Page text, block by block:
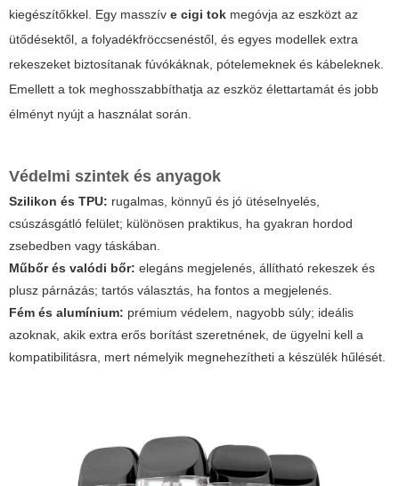
kiegészítőkkel. Egy masszív e cigi tok megóvja az eszközt az
ütődésektől, a folyadékfröccsenéstől, és egyes modellek extra
rekeszeket biztosítanak fúvókáknak, pótelemeknek és kábeleknek.
Emellett a tok meghosszabbíthatja az eszköz élettartamát és jobb
élményt nyújt a használat során.
Védelmi szintek és anyagok
Szilikon és TPU: rugalmas, könnyű és jó ütéselnyelés,
csúszásgátló felület; különösen praktikus, ha gyakran hordod
zsebedben vagy táskában.
Műbőr és valódi bőr: elegáns megjelenés, állítható rekeszek és
plusz párnázás; tartós választás, ha fontos a megjelenés.
Fém és alumínium: prémium védelem, nagyobb súly; ideális
azoknak, akik extra erős borítást szeretnének, de ügyelni kell a
kompatibilitásra, mert némelyik megnehezítheti a készülék hűlését.